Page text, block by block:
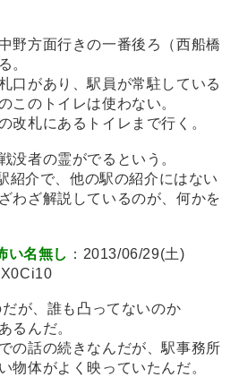
野方面行きの一番後ろ（西船橋
。
口があり、駅員が常駐している
このトイレは使わない。
改札にあるトイレまで行く。
没者の霊がでるという。
紹介で、他の駅の紹介にはない
わざ解説しているのが、何かを
い名無し ：2013/06/29(土)
が、誰も凸ってないのか
るんだ。
の話の続きなんだが、駅事務所
物体がよく映っていたんだ。